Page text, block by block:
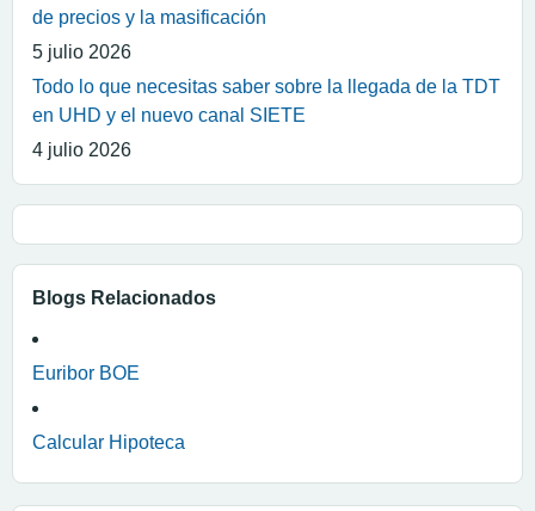
de precios y la masificación
5 julio 2026
Todo lo que necesitas saber sobre la llegada de la TDT
en UHD y el nuevo canal SIETE
4 julio 2026
Blogs Relacionados
Euribor BOE
Calcular Hipoteca